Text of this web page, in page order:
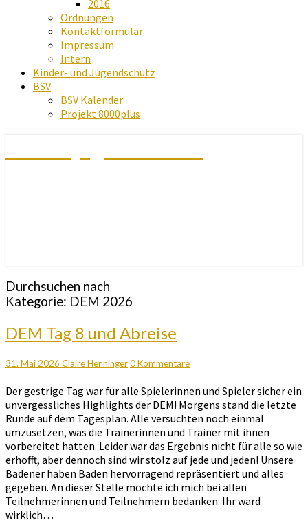
2016
Ordnungen
Kontaktformular
Impressum
Intern
Kinder- und Jugendschutz
BSV
BSV Kalender
Projekt 8000plus
Durchsuchen nach
Kategorie: DEM 2026
DEM
Tag
8
und
Abreise
DEM Tag 8 und Abreise
31. Mai 2026 Claire HenningerKommentare
0 Kommentare
Der gestrige Tag war für alle Spielerinnen und Spieler sicher ein
unvergessliches Highlights der DEM! Morgens stand die letzte
Runde auf dem Tagesplan. Alle versuchten noch einmal
umzusetzen, was die Trainerinnen und Trainer mit ihnen
vorbereitet hatten. Leider war das Ergebnis nicht für alle so wie
erhofft, aber dennoch sind wir stolz auf jede und jeden! Unsere
Badener haben Baden hervorragend repräsentiert und alles
gegeben. An dieser Stelle möchte ich mich bei allen
Teilnehmerinnen und Teilnehmern bedanken: Ihr ward
wirklich…